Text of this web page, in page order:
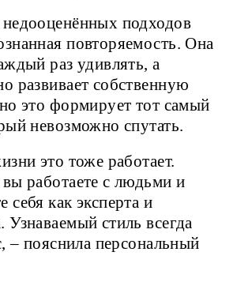
подходов
повторяемость. Она
раз удивлять, а
развивает собственную
это формирует тот самый
невозможно спутать.
это тоже работает.
работаете с людьми и
себя как эксперта и
Узнаваемый стиль всегда
– пояснила персональный